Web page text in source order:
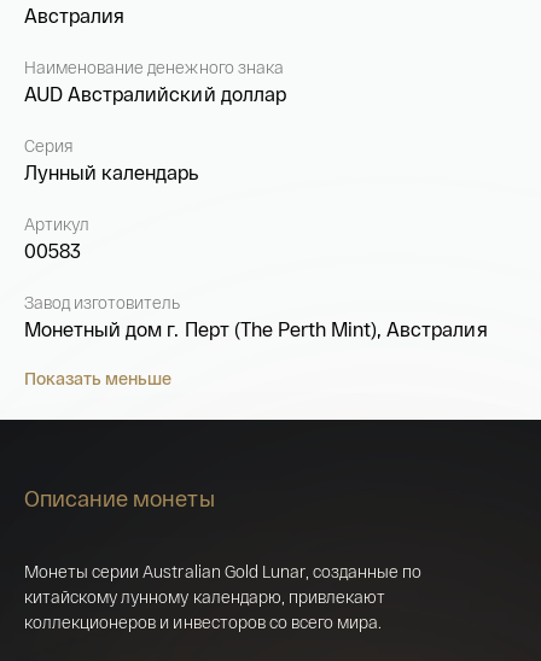
Австралия
Наименование денежного знака
AUD Австралийский доллар
Серия
Лунный календарь
Артикул
00583
Завод изготовитель
Монетный дом г. Перт (The Perth Mint), Австралия
Показать меньше
Описание монеты
Монеты серии Australian Gold Lunar, созданные по
китайскому лунному календарю, привлекают
коллекционеров и инвесторов со всего мира.